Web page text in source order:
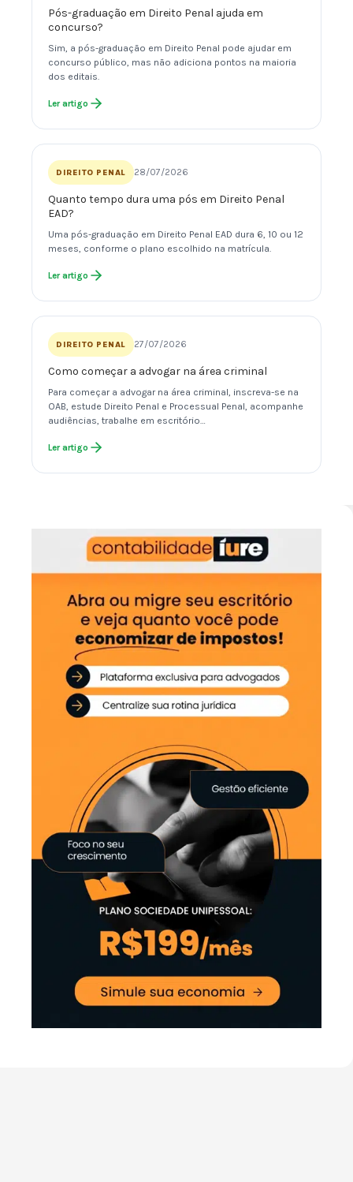
Pós-graduação em Direito Penal ajuda em
concurso?
Sim, a pós-graduação em Direito Penal pode ajudar em
concurso público, mas não adiciona pontos na maioria
dos editais.
Ler artigo
DIREITO PENAL 28/07/2026
Quanto tempo dura uma pós em Direito Penal
EAD?
Uma pós-graduação em Direito Penal EAD dura 6, 10 ou 12
meses, conforme o plano escolhido na matrícula.
Ler artigo
DIREITO PENAL 27/07/2026
Como começar a advogar na área criminal
Para começar a advogar na área criminal, inscreva-se na
OAB, estude Direito Penal e Processual Penal, acompanhe
audiências, trabalhe em escritório…
Ler artigo